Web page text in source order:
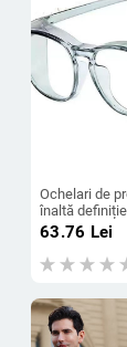
Ochelari de
înaltă
polen, anti-
anti-praf,
ochelari de
pentru
63.76 Lei